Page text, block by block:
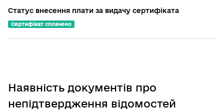
Статус внесення плати за видачу сертифіката
Сертифікат сплачено
Наявність документів про
непідтвердження відомостей